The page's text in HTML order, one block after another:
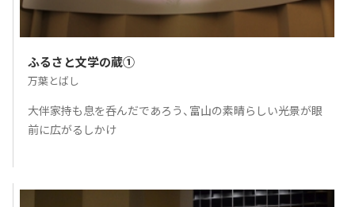
ふるさと文学の蔵①
万葉とばし
大伴家持も息を呑んだであろう、富山の素晴らしい光景が眼
前に広がるしかけ